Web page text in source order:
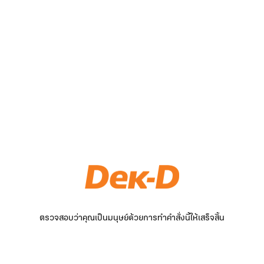
ตรวจสอบว่าคุณเป็นมนุษย์ด้วยการทำคำสั่งนี้ให้เสร็จสิ้น